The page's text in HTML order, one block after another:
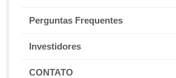
Perguntas Frequentes
Investidores
CONTATO